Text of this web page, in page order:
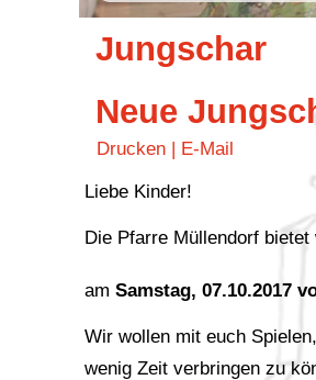
Jungschar
Neue
Drucken | E-Mail
Liebe Kinder!
Die Pfarre Müllendorf
am Samstag, 07.10.2017
Wir wollen mit euch
wenig Zeit verbringen zu